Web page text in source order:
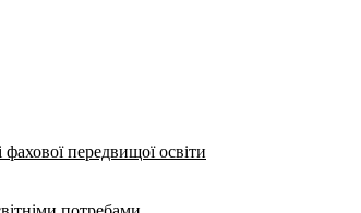
передвищої освіти